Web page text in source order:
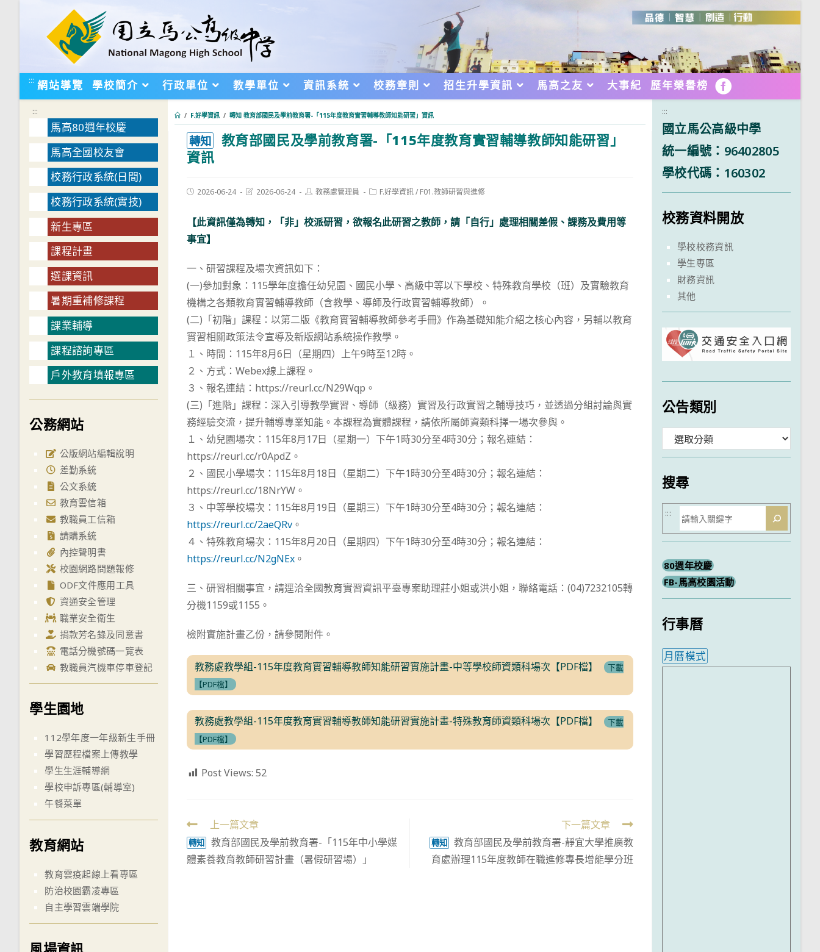
::: 網站導覽 學校簡介 行政單位 教學單位 資訊系統 校務章則 招生升學資訊 馬高之友 大事紀 歷年榮譽榜 FB
/ F.好學資訊 / 轉知 教育部國民及學前教育署-「115年度教育實習輔導教師知能研習」資訊
轉知
教育部國民及學前教育署-「115年度教育實習輔導教師知能研習」
資訊
Post2026-06-24
Post2026-06-24
Post教務處管理員
PostF.好學資訊/ F01.教師研習與進修
【此資訊僅為轉知，「非」校派研習，欲報名此研習之教師，請「自行」處理相關差假、課務及費用等
事宜】
一、研習課程及場次資訊如下：
(一)參加對象：115學年度擔任幼兒園、國民小學、高級中等以下學校、特殊教育學校（班）及實驗教育
機構之各類教育實習輔導教師（含教學、導師及行政實習輔導教師）。
(二)「初階」課程：以第二版《教育實習輔導教師參考手冊》作為基礎知能介紹之核心內容，另輔以教育
實習相關政策法令宣導及新版網站系統操作教學。
１、時間：115年8月6日（星期四）上午9時至12時。
２、方式：Webex線上課程。
３、報名連結：https://reurl.cc/N29Wqp。
(三)「進階」課程：深入引導教學實習、導師（級務）實習及行政實習之輔導技巧，並透過分組討論與實
務經驗交流，提升輔導專業知能。本課程為實體課程，請依所屬師資類科擇一場次參與。
１、幼兒園場次：115年8月17日（星期一）下午1時30分至4時30分；報名連結：
https://reurl.cc/r0ApdZ。
２、國民小學場次：115年8月18日（星期二）下午1時30分至4時30分；報名連結：
https://reurl.cc/18NrYW。
３、中等學校場次：115年8月19日（星期三）下午1時30分至4時30分；報名連結：
https://reurl.cc/2aeQRv 。
４、特殊教育場次：115年8月20日（星期四）下午1時30分至4時30分；報名連結：
https://reurl.cc/N2gNEx 。
三、研習相關事宜，請逕洽全國教育實習資訊平臺專案助理莊小姐或洪小姐，聯絡電話：(04)7232105轉
分機1159或1155。
檢附實施計畫乙份，請參閱附件。
教務處教學組-115年度教育實習輔導教師知能研習實施計畫-中等學校師資類科場次【PDF檔】
下載
【PDF檔】
教務處教學組-115年度教育實習輔導教師知能研習實施計畫-特殊教育師資類科場次【PDF檔】
下載
【PDF檔】
Post Views: 52
Read
more
articles
上一篇文章
轉知
教育部國民及學前教育署-「115年中小學媒
體素養教育教師研習計畫（暑假研習場）」
下一篇文章
轉知
教育部國民及學前教育署-靜宜大學推廣教
育處辦理115年度教師在職進修專長增能學分班
:::
馬高80週年校慶
馬高全國校友會
校務行政系統(日間)
校務行政系統(實技)
新生專區
課程計畫
選課資訊
暑期重補修課程
課業輔導
課程諮詢專區
戶外教育填報專區
公務網站
公版網站編輯說明
差勤系統
公文系統
教育雲信箱
教職員工信箱
請購系統
內控聲明書
校園網路問題報修
ODF文件應用工具
資通安全管理
職業安全衛生
捐款芳名錄及同意書
電話分機號碼一覽表
教職員汽機車停車登記
學生園地
112學年度一年級新生手冊
學習歷程檔案上傳教學
學生生涯輔導網
學校申訴專區(輔導室)
午餐菜單
教育網站
教育雲疫起線上看專區
防治校園霸凌專區
自主學習雲端學院
風場資訊
:::
國立馬公高級中學
統一編號：96402805
學校代碼：160302
校務資料開放
學校校務資訊
學生專區
財務資訊
其他
公告類別
類
搜尋
搜
尋
:::
80週年校慶
FB-馬高校園活動
行事曆
月曆模式